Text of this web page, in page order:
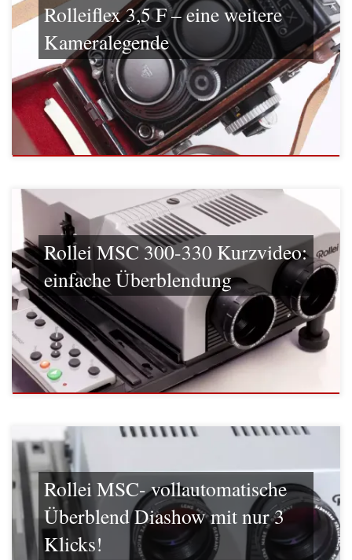
Rolleiflex 3,5 F – eine weitere
Kameralegende
Rollei MSC 300-330 Kurzvideo:
einfache Überblendung
Rollei MSC- vollautomatische
Überblend Diashow mit nur 3
Klicks!